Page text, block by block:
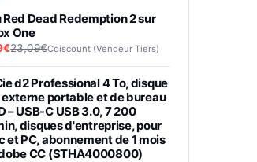
Red Dead Redemption 2 sur
One
23,09€Cdiscount (Vendeur Tiers)
d2 Professional 4 To, disque
portable et de bureau
– USB-C USB 3.0, 7 200
disques d'entreprise, pour
et PC, abonnement de 1 mois
CC (STHA4000800)